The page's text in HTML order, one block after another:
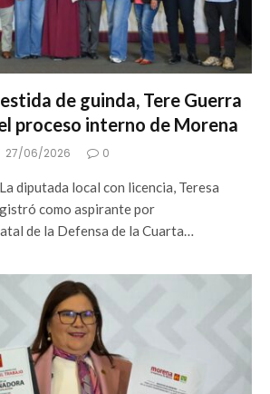
de guinda, Tere Guerra
proceso interno de Morena
27/06/2026 0
diputada local con licencia, Teresa
como aspirante por
de la Defensa de la Cuarta…